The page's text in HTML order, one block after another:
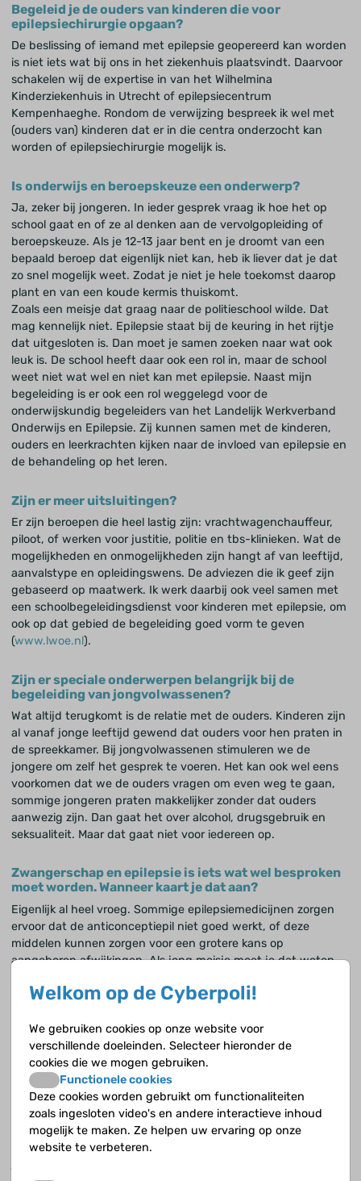
Begeleid je de ouders van kinderen die voor
epilepsiechirurgie opgaan?
De beslissing of iemand met epilepsie geopereerd kan worden
is niet iets wat bij ons in het ziekenhuis plaatsvindt. Daarvoor
schakelen wij de expertise in van het Wilhelmina
Kinderziekenhuis in Utrecht of epilepsiecentrum
Kempenhaeghe. Rondom de verwijzing bespreek ik wel met
(ouders van) kinderen dat er in die centra onderzocht kan
worden of epilepsiechirurgie mogelijk is.
Is onderwijs en beroepskeuze een onderwerp?
Ja, zeker bij jongeren. In ieder gesprek vraag ik hoe het op
school gaat en of ze al denken aan de vervolgopleiding of
beroepskeuze. Als je 12-13 jaar bent en je droomt van een
bepaald beroep dat eigenlijk niet kan, heb ik liever dat je dat
zo snel mogelijk weet. Zodat je niet je hele toekomst daarop
plant en van een koude kermis thuiskomt.
Zoals een meisje dat graag naar de politieschool wilde. Dat
mag kennelijk niet. Epilepsie staat bij de keuring in het rijtje
dat uitgesloten is. Dan moet je samen zoeken naar wat ook
leuk is. De school heeft daar ook een rol in, maar de school
weet niet wat wel en niet kan met epilepsie. Naast mijn
begeleiding is er ook een rol weggelegd voor de
onderwijskundig begeleiders van het Landelijk Werkverband
Onderwijs en Epilepsie. Zij kunnen samen met de kinderen,
ouders en leerkrachten kijken naar de invloed van epilepsie en
de behandeling op het leren.
Zijn er meer uitsluitingen?
Er zijn beroepen die heel lastig zijn: vrachtwagenchauffeur,
piloot, of werken voor justitie, politie en tbs-klinieken. Wat de
mogelijkheden en onmogelijkheden zijn hangt af van leeftijd,
aanvalstype en opleidingswens. De adviezen die ik geef zijn
gebaseerd op maatwerk. Ik werk daarbij ook veel samen met
een schoolbegeleidingsdienst voor kinderen met epilepsie, om
ook op dat gebied de begeleiding goed vorm te geven
(www.lwoe.nl).
Zijn er speciale onderwerpen belangrijk bij de
begeleiding van jongvolwassenen?
Wat altijd terugkomt is de relatie met de ouders. Kinderen zijn
al vanaf jonge leeftijd gewend dat ouders voor hen praten in
de spreekkamer. Bij jongvolwassenen stimuleren we de
jongere om zelf het gesprek te voeren. Het kan ook wel eens
voorkomen dat we de ouders vragen om even weg te gaan,
sommige jongeren praten makkelijker zonder dat ouders
aanwezig zijn. Dan gaat het over alcohol, drugsgebruik en
seksualiteit. Maar dat gaat niet voor iedereen op.
Zwangerschap en epilepsie is iets wat wel besproken
moet worden. Wanneer kaart je dat aan?
Eigenlijk al heel vroeg. Sommige epilepsiemedicijnen zorgen
ervoor dat de anticonceptiepil niet goed werkt, of deze
middelen kunnen zorgen voor een grotere kans op
aangeboren afwijkingen. Als jong meisje moet je dat weten
het middel tegen epilepsie veranderen of ga je zorgen voor
gaan daar wel en niet goed mee samen. Het is niet voor
iedereen makkelijk om daarover te praten. Maar ik vind het wel
een belangrijk onderwerp. Ik krijg ook vragen, hoe werkt een
spiraaltje bijvoorbeeld. Dan moet je goed overleggen met de
huisarts of gynaecoloog wat de juiste informatie is. Ik probeer
een soort gids te zijn en ze te helpen de weg te vinden naar
de juiste informatie en antwoorden. Ik leg het vaak ook vast in
een brief die ik naar de huisarts stuur met een kopie naar de
Welkom op de Cyberpoli!
We gebruiken cookies op onze website voor
verschillende doeleinden. Selecteer hieronder de
cookies die we mogen gebruiken.
Functionele cookies
Deze cookies worden gebruikt om functionaliteiten
zoals ingesloten video's en andere interactieve inhoud
mogelijk te maken. Ze helpen uw ervaring op onze
website te verbeteren.